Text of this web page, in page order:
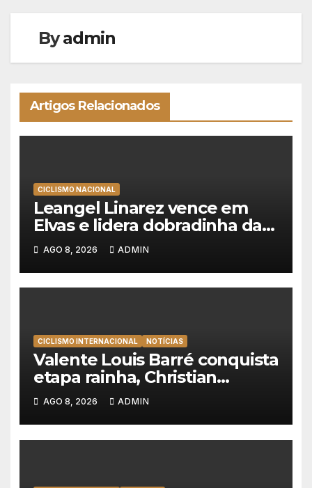
Byadmin
Artigos Relacionados
CICLISMO NACIONAL
Leangel Linarez vence em
Elvas e lidera dobradinha da
Tavfer-Ovos Matinados-
Mortágua
AGO 8, 2026 ADMIN
CICLISMO INTERNACIONAL NOTÍCIAS
Valente Louis Barré conquista
etapa rainha, Christian
Scaroni é o novo líder da
Volta a Polónia
AGO 8, 2026 ADMIN